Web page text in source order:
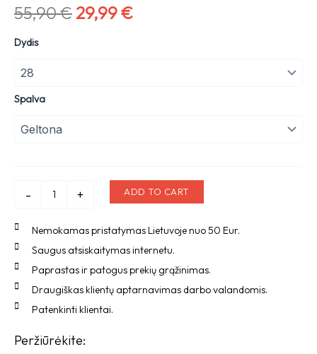
55,90€ Original
29,99€Current
Dydis
Spalva
-
Vaikiškos
šlepetės
+ ADD TO CART
Nemokamas pristatymas Lietuvoje nuo 50 Eur.
Saugus atsiskaitymas internetu.
Paprastas ir patogus prekių grąžinimas.
Draugiškas klientų aptarnavimas darbo valandomis.
Patenkinti klientai.
Peržiūrėkite: